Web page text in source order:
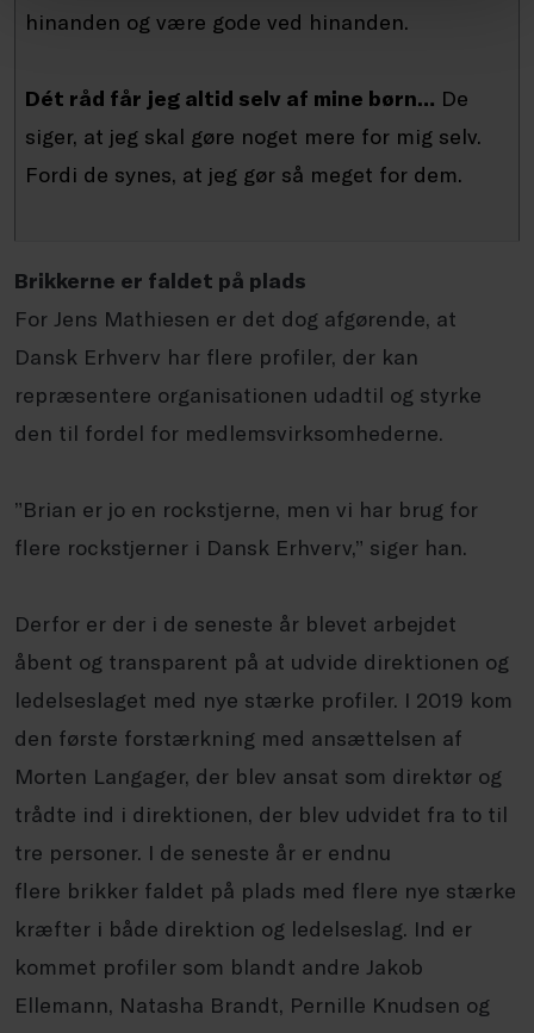
hinanden og være gode ved hinanden.
Dét råd får jeg altid selv af mine børn… De
siger, at jeg skal gøre noget mere for mig selv.
Fordi de synes, at jeg gør så meget for dem.
Brikkerne er faldet på plads
For Jens Mathiesen er det dog afgørende, at
Dansk Erhverv har flere profiler, der kan
repræsentere organisationen udadtil og styrke
den til fordel for medlemsvirksomhederne.
”Brian er jo en rockstjerne, men vi har brug for
flere rockstjerner i Dansk Erhverv,” siger han.
Derfor er der i de seneste år blevet arbejdet
åbent og transparent på at udvide direktionen og
ledelseslaget med nye stærke profiler. I 2019 kom
den første forstærkning med ansættelsen af
Morten Langager, der blev ansat som direktør og
trådte ind i direktionen, der blev udvidet fra to til
tre personer. I de seneste år er endnu
flere brikker faldet på plads med flere nye stærke
kræfter i både direktion og ledelseslag. Ind er
kommet profiler som blandt andre Jakob
Ellemann, Natasha Brandt, Pernille Knudsen og